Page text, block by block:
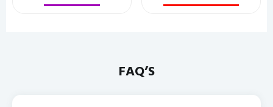
FAQ’S